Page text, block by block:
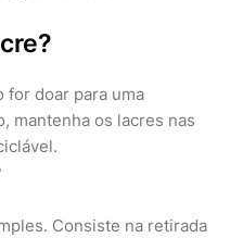
for doar para uma
mantenha os lacres nas
Consiste na retirada